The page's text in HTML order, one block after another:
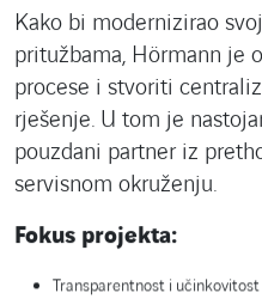
Kako bi modernizirao
pritužbama, Hörmann je
procese i stvoriti
rješenje. U tom je
pouzdani partner iz
servisnom okruženju.
Fokus projekta:
Transparentnost i